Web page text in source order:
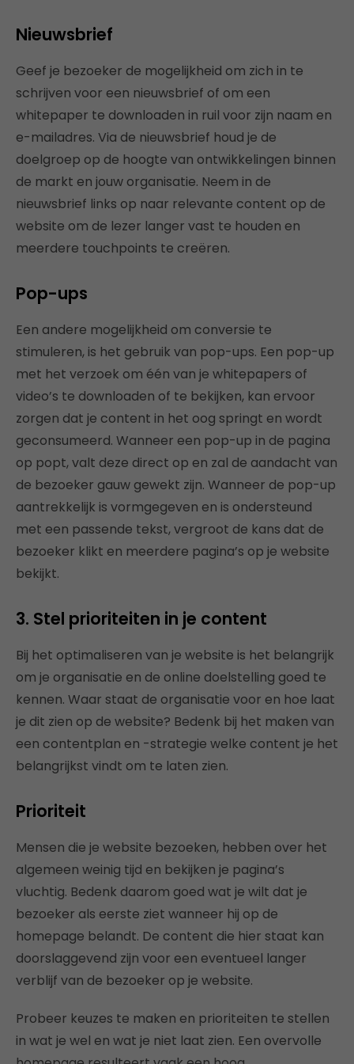
Nieuwsbrief
Geef je bezoeker de mogelijkheid om zich in te
schrijven voor een nieuwsbrief of om een
whitepaper te downloaden in ruil voor zijn naam en
e-mailadres. Via de nieuwsbrief houd je de
doelgroep op de hoogte van ontwikkelingen binnen
de markt en jouw organisatie. Neem in de
nieuwsbrief links op naar relevante content op de
website om de lezer langer vast te houden en
meerdere touchpoints te creëren.
Pop-ups
Een andere mogelijkheid om conversie te
stimuleren, is het gebruik van pop-ups. Een pop-up
met het verzoek om één van je whitepapers of
video’s te downloaden of te bekijken, kan ervoor
zorgen dat je content in het oog springt en wordt
geconsumeerd. Wanneer een pop-up in de pagina
op popt, valt deze direct op en zal de aandacht van
de bezoeker gauw gewekt zijn. Wanneer de pop-up
aantrekkelijk is vormgegeven en is ondersteund
met een passende tekst, vergroot de kans dat de
bezoeker klikt en meerdere pagina’s op je website
bekijkt.
3. Stel prioriteiten in je content
Bij het optimaliseren van je website is het belangrijk
om je organisatie en de online doelstelling goed te
kennen. Waar staat de organisatie voor en hoe laat
je dit zien op de website? Bedenk bij het maken van
een contentplan en -strategie welke content je het
belangrijkst vindt om te laten zien.
Prioriteit
Mensen die je website bezoeken, hebben over het
algemeen weinig tijd en bekijken je pagina’s
vluchtig. Bedenk daarom goed wat je wilt dat je
bezoeker als eerste ziet wanneer hij op de
homepage belandt. De content die hier staat kan
doorslaggevend zijn voor een eventueel langer
verblijf van de bezoeker op je website.
Probeer keuzes te maken en prioriteiten te stellen
in wat je wel en wat je niet laat zien. Een overvolle